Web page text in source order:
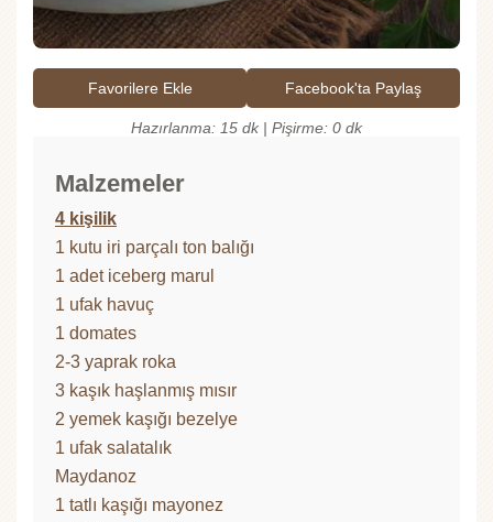
Favorilere Ekle Facebook'ta Paylaş
Hazırlanma: 15 dk | Pişirme: 0 dk
Malzemeler
4 kişilik
1 kutu iri parçalı ton balığı
1 adet iceberg marul
1 ufak havuç
1 domates
2-3 yaprak roka
3 kaşık haşlanmış mısır
2 yemek kaşığı bezelye
1 ufak salatalık
Maydanoz
1 tatlı kaşığı mayonez